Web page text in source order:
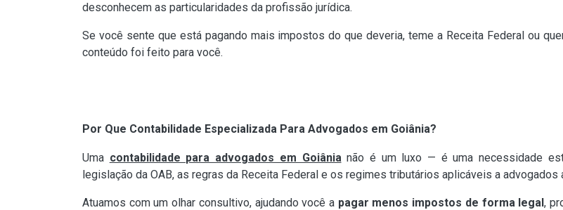
desconhecem as particularidades da profissão jurídica.
Se você sente que está pagando mais impostos do que deveria, teme a Receita Federal ou
conteúdo foi feito para você.
Por Que Contabilidade Especializada Para Advogados em Goiânia?
Uma contabilidade para advogados em Goiânianão é um luxo — é uma necessidade
legislação da OAB, as regras da Receita Federal e os regimes tributários aplicáveis a
Atuamos com um olhar consultivo, ajudando você a pagar menos impostos de forma legal,